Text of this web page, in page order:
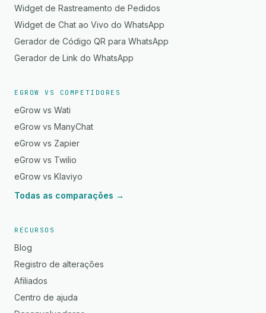
Widget de Rastreamento de Pedidos
Widget de Chat ao Vivo do WhatsApp
Gerador de Código QR para WhatsApp
Gerador de Link do WhatsApp
EGROW VS COMPETIDORES
eGrow vs Wati
eGrow vs ManyChat
eGrow vs Zapier
eGrow vs Twilio
eGrow vs Klaviyo
Todas as comparações →
RECURSOS
Blog
Registro de alterações
Afiliados
Centro de ajuda